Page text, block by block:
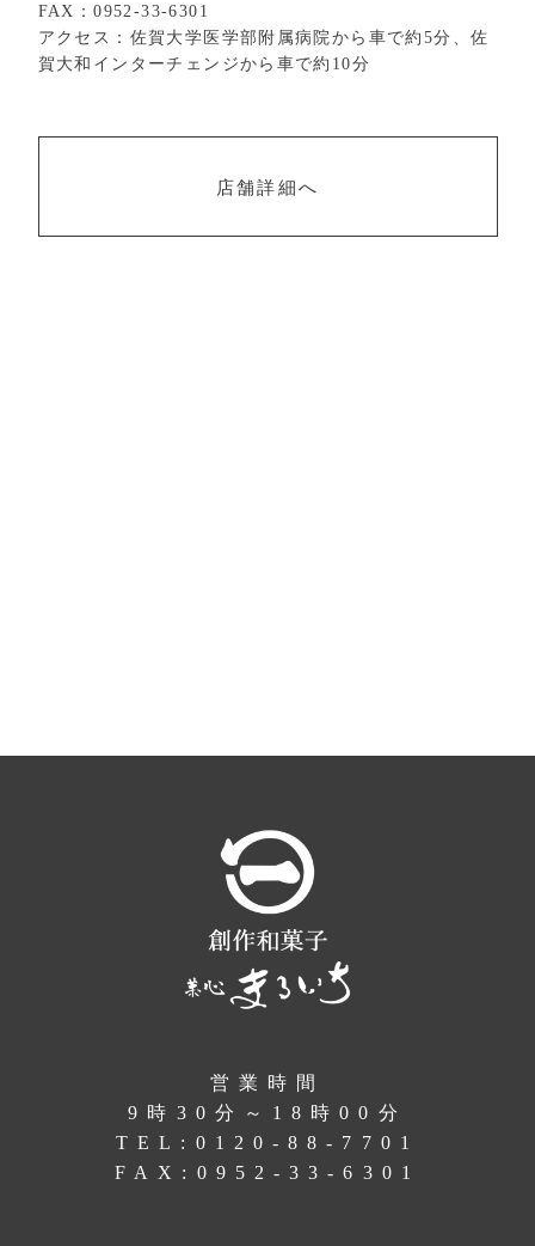
FAX：0952-33-6301
アクセス：佐賀大学医学部附属病院から車で約5分、佐
賀大和インターチェンジから車で約10分
店舗詳細へ
営業時間
9時30分～18時00分
TEL: 0120-88-7701
FAX:0952-33-6301